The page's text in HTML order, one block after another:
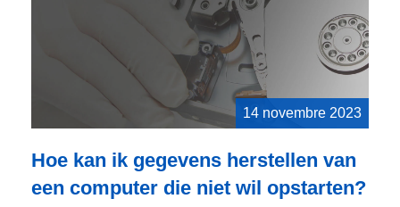
14 novembre 2023
Hoe kan ik gegevens herstellen van
een computer die niet wil opstarten?